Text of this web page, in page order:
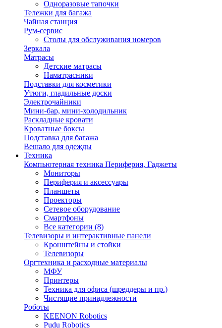
Одноразовые тапочки
Тележки для багажа
Чайная станция
Рум-сервис
Столы для обслуживания номеров
Зеркала
Матрасы
Детские матрасы
Наматрасники
Подставки для косметики
Утюги, гладильные доски
Электрочайники
Мини-бар, мини-холодильник
Раскладные кровати
Кроватные боксы
Подставка для багажа
Вешало для одежды
Техника
Компьютерная техника Периферия, Гаджеты
Мониторы
Периферия и аксессуары
Планшеты
Проекторы
Сетевое оборудование
Смартфоны
Все категории (8)
Телевизоры и интерактивные панели
Кронштейны и стойки
Телевизоры
Оргтехника и расходные материалы
МФУ
Принтеры
Техника для офиса (шреддеры и пр.)
Чистящие принадлежности
Роботы
KEENON Robotics
Pudu Robotics